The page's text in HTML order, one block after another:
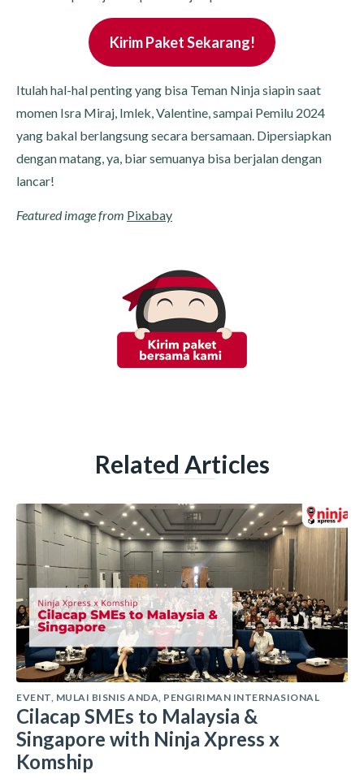
Kirim Paket Sekarang!
Itulah hal-hal penting yang bisa Teman Ninja siapin saat
momen Isra Miraj, Imlek, Valentine, sampai Pemilu 2024
yang bakal berlangsung secara bersamaan. Dipersiapkan
dengan matang, ya, biar semuanya bisa berjalan dengan
lancar!
Featured image from Pixabay
Related Articles
EVENT, MULAI BISNIS ANDA, PENGIRIMAN INTERNASIONAL
Cilacap SMEs to Malaysia &
Singapore with Ninja Xpress x
Komship